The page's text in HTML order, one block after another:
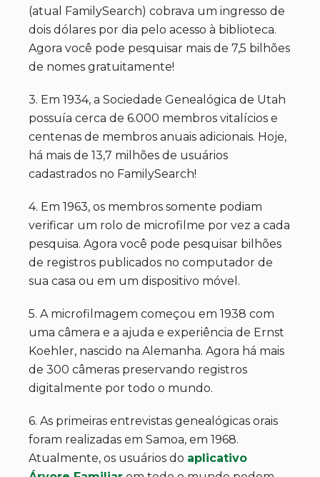
(atual FamilySearch) cobrava um ingresso de
dois dólares por dia pelo acesso à biblioteca.
Agora você pode pesquisar mais de 7,5 bilhões
de nomes gratuitamente!
3. Em 1934, a Sociedade Genealógica de Utah
possuía cerca de 6.000 membros vitalícios e
centenas de membros anuais adicionais. Hoje,
há mais de 13,7 milhões de usuários
cadastrados no FamilySearch!
4. Em 1963, os membros somente podiam
verificar um rolo de microfilme por vez a cada
pesquisa. Agora você pode pesquisar bilhões
de registros publicados no computador de
sua casa ou em um dispositivo móvel.
5. A microfilmagem começou em 1938 com
uma câmera e a ajuda e experiência de Ernst
Koehler, nascido na Alemanha. Agora há mais
de 300 câmeras preservando registros
digitalmente por todo o mundo.
6. As primeiras entrevistas genealógicas orais
foram realizadas em Samoa, em 1968.
Atualmente, os usuários do aplicativo